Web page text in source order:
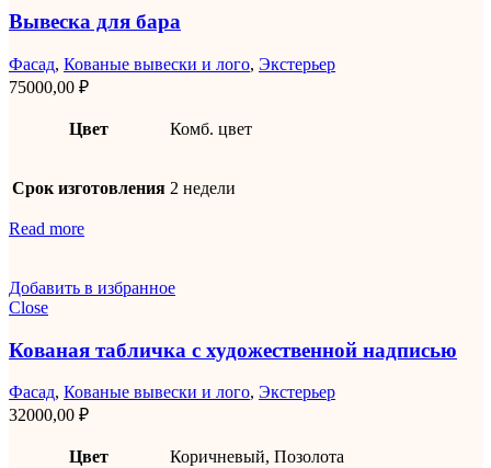
Вывеска для бара
Фасад, Кованые вывески и лого, Экстерьер
75000,00 ₽
Цвет Комб. цвет
Срок изготовления 2 недели
Read more
Добавить в избранное
Close
Кованая табличка с художественной надписью
Фасад, Кованые вывески и лого, Экстерьер
32000,00 ₽
Цвет Коричневый, Позолота